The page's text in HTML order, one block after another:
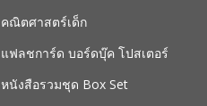
คณิตศาสตร์เด็ก
แฟลชการ์ด บอร์ดบุ๊ค โปสเตอร์
หนังสือรวมชุด Box Set